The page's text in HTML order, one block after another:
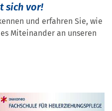
sich vor!
und erfahren Sie, wie
Miteinander an unseren